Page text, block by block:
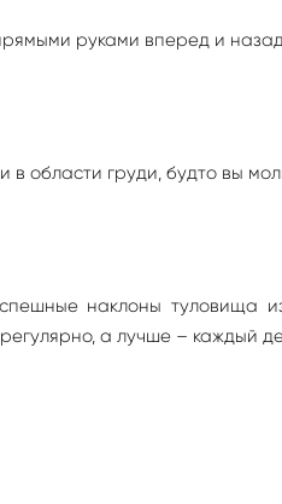
руками вперед и
области груди, будто вы
наклоны туловища
а лучше – каждый